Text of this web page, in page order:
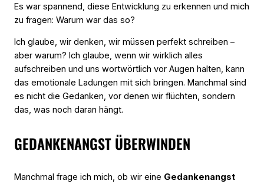
Es war spannend, diese Entwicklung zu erkennen und mich
zu fragen: Warum war das so?
Ich glaube, wir denken, wir müssen perfekt schreiben –
aber warum? Ich glaube, wenn wir wirklich alles
aufschreiben und uns wortwörtlich vor Augen halten, kann
das emotionale Ladungen mit sich bringen. Manchmal sind
es nicht die Gedanken, vor denen wir flüchten, sondern
das, was noch daran hängt.
GEDANKENANGST ÜBERWINDEN
Manchmal frage ich mich, ob wir eine Gedankenangst